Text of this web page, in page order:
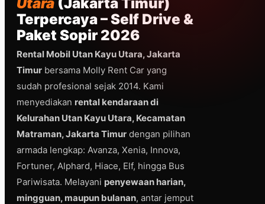
Terpercaya – Self Drive &
Paket Sopir 2026
Rental Mobil Utan Kayu Utara, Jakarta
Timur bersama Molly Rent Car yang
sudah profesional sejak 2014. Kami
menyediakan rental kendaraan di
Kelurahan Utan Kayu Utara, Kecamatan
Matraman, Jakarta Timur dengan pilihan
armada lengkap: Avanza, Xenia, Innova,
Fortuner, Alphard, Hiace, Elf, hingga Bus
Pariwisata. Melayani penyewaan harian,
mingguan, maupun bulanan, antar jemput